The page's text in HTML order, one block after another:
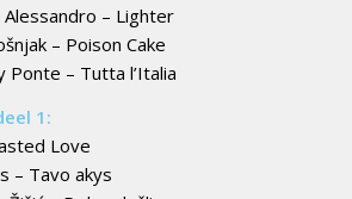
– Lighter
– Poison Cake
Ponte – Tutta l’Italia
1:
Love
– Tavo akys